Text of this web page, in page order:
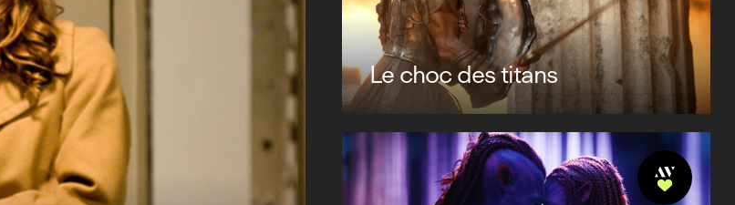
Le choc des titans